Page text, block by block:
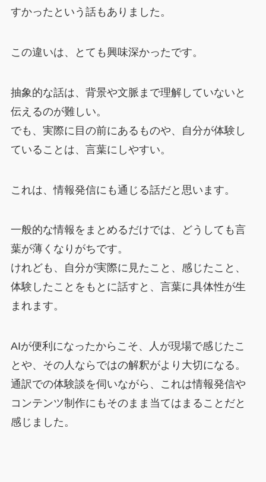
すかったという話もありました。
この違いは、とても興味深かったです。
抽象的な話は、背景や文脈まで理解していないと
伝えるのが難しい。
でも、実際に目の前にあるものや、自分が体験し
ていることは、言葉にしやすい。
これは、情報発信にも通じる話だと思います。
一般的な情報をまとめるだけでは、どうしても言
葉が薄くなりがちです。
けれども、自分が実際に見たこと、感じたこと、
体験したことをもとに話すと、言葉に具体性が生
まれます。
AIが便利になったからこそ、人が現場で感じたこ
とや、その人ならではの解釈がより大切になる。
通訳での体験談を伺いながら、これは情報発信や
コンテンツ制作にもそのまま当てはまることだと
感じました。